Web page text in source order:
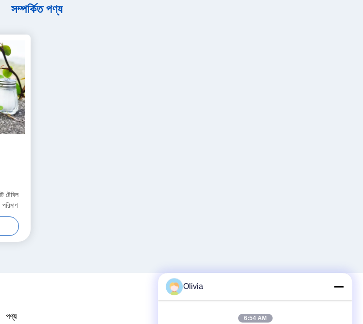
সম্পর্কিত পণ্য
টেবিল
পণ্য
Olivia
6:54 AM